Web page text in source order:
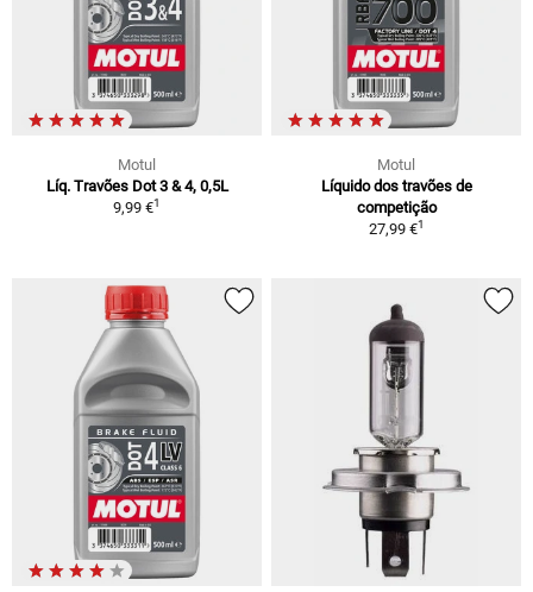
Motul
Líq. Travões Dot 3 & 4, 0,5L
9,99 €1
Motul
Líquido dos travões de
competição
27,99 €1